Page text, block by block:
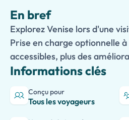
En bref
Explorez Venise lors d'une
Prise en charge optionnelle
accessibles, plus des
Informations clés
Conçu pour
Tous les voyageurs